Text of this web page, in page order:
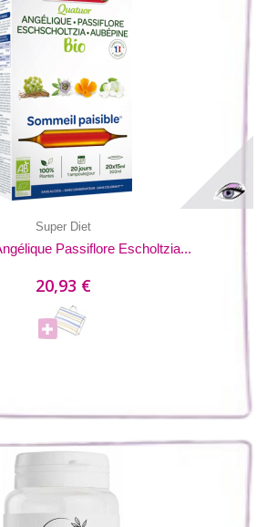
Super Diet
Passiflore Escholtzia...
20,93 €